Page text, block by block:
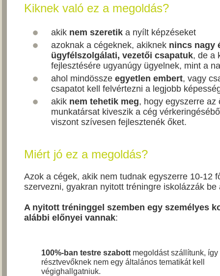
Kiknek való ez a megoldás?
akik nem szeretik a nyílt képzéseket
azoknak a cégeknek, akiknek nincs nagy
ügyfélszolgálati, vezetői csapatuk, de a
fejlesztésére ugyanúgy ügyelnek, mint a
ahol mindössze egyetlen embert, vagy
csapatot kell felvértezni a legjobb
akik nem tehetik meg, hogy egyszerre az
munkatársat kiveszik a cég
viszont szívesen fejlesztenék őket.
Miért jó ez a megoldás?
Azok a cégek, akik nem tudnak egyszerre 10-12
szervezni, gyakran nyitott tréningre iskolázzák be
A nyitott tréninggel szemben egy személyes
alábbi előnyei vannak:
100%-ban testre szabott megoldást szállítunk, így
résztvevőknek nem egy általános tematikát kell
végighallgatniuk.